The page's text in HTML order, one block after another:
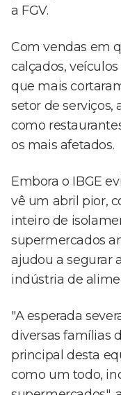
a FGV.
Com vendas em
calçados,
que mais
setor de serviços,
como
os mais afetados.
Embora o IBGE
vê um abril pior,
inteiro de
supermercados
ajudou a segurar
indústria de
"A esperada
diversas famílias
principal desta
como um todo,